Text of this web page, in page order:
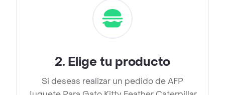
2. Elige tu producto
Si deseas realizar un pedido de AFP